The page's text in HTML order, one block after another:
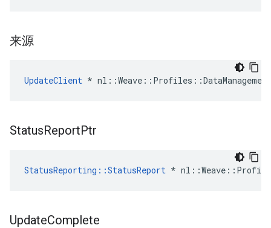
来源
UpdateClient *
StatusReportPtr
StatusReporting::StatusReport *
UpdateComplete